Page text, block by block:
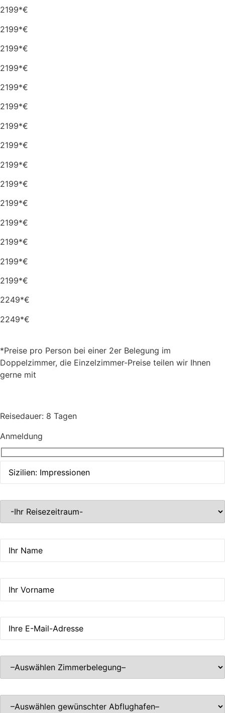
2199*€
2199*€
2199*€
2199*€
2199*€
2199*€
2199*€
2199*€
2199*€
2199*€
2199*€
2199*€
2199*€
2199*€
2199*€
2249*€
2249*€
*Preise pro Person bei einer 2er Belegung im
Doppelzimmer, die Einzelzimmer-Preise teilen wir Ihnen
gerne mit
Reisedauer: 8 Tagen
Anmeldung